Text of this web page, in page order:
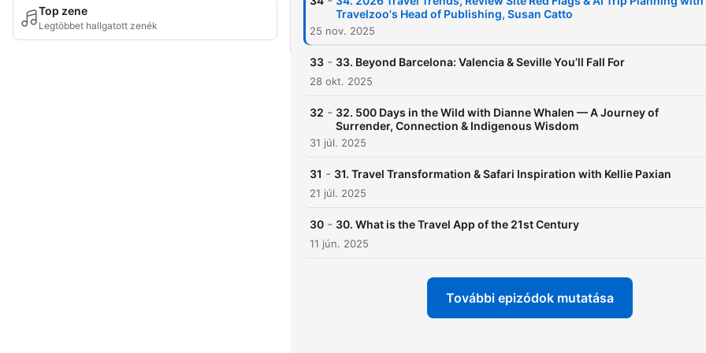
Top zene
Legtöbbet hallgatott zenék
@officialtravelchicks
Travelzoo's Head of Publishing, Susan Catto
25 nov. 2025
33 - 33. Beyond Barcelona: Valencia & Seville You’ll Fall For
28 okt. 2025
32 - 32. 500 Days in the Wild with Dianne Whalen — A Journey of
Surrender, Connection & Indigenous Wisdom
31 júl. 2025
31 - 31. Travel Transformation & Safari Inspiration with Kellie Paxian
21 júl. 2025
30 - 30. What is the Travel App of the 21st Century
11 jún. 2025
További epizódok mutatása